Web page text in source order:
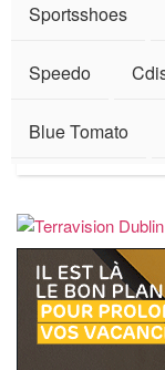
Sportsshoes
Speedo
Blue Tomato